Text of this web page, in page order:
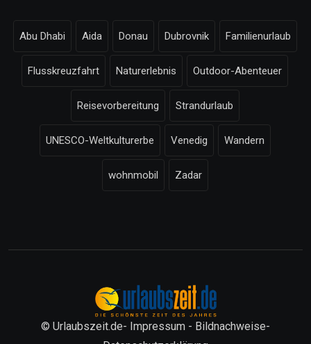
Abu Dhabi Aida Donau Dubrovnik Familienurlaub
Flusskreuzfahrt Naturerlebnis Outdoor-Abenteuer
Reisevorbereitung Strandurlaub
UNESCO-Weltkulturerbe Venedig Wandern
wohnmobil Zadar
© Urlaubszeit.de- Impressum - Bildnachweise-